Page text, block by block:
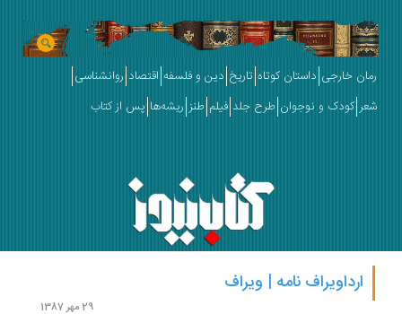
خارجی داستان کوتاه تاریخ دین و فلسفه اقتصاد روانشناسی
کودک و نوجوان طرح جلد فیلم طنز ریشه‌ها پس از کتاب
ارداویراف ‌نامه | ویراف